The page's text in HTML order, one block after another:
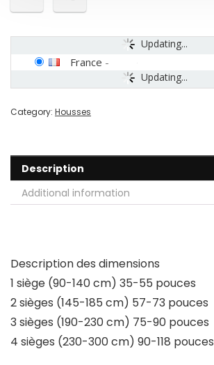
Updating...
Updating...
France -
Category: Housses
Description
Additional information
Description des dimensions
1 siège (90-140 cm) 35-55 pouces
2 sièges (145-185 cm) 57-73 pouces
3 sièges (190-230 cm) 75-90 pouces
4 sièges (230-300 cm) 90-118 pouces